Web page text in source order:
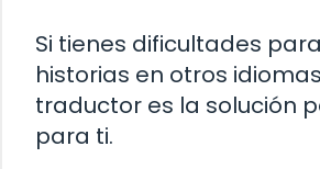
Si tienes dificultades
historias en otros
traductor es la solución
para ti.